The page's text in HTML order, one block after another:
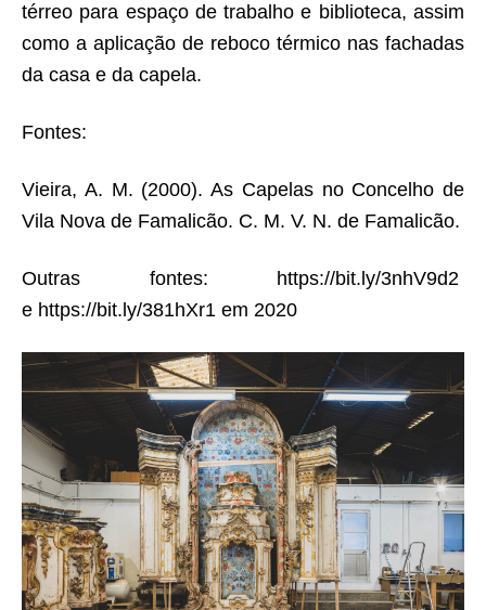
térreo para espaço de trabalho e biblioteca, assim
como a aplicação de reboco térmico nas fachadas
da casa e da capela.
Fontes:
Vieira, A. M. (2000). As Capelas no Concelho de
Vila Nova de Famalicão. C. M. V. N. de Famalicão.
Outras fontes: https://bit.ly/3nhV9d2
e https://bit.ly/381hXr1 em 2020